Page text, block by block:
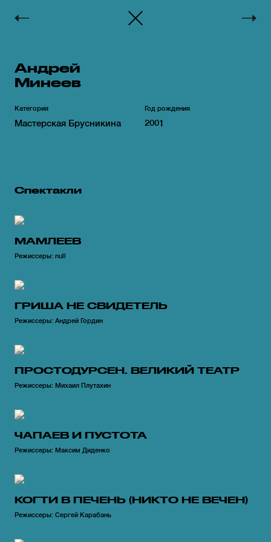
Мастерская Брусникина
Андрей
Минеев
Категория
Мастерская Брусникина
Год рождения
2001
Спектакли
МАМЛЕЕВ
Режиссеры: null
ГРИША НЕ СВИДЕТЕЛЬ
Режиссеры: Андрей Гордин
ПРОСТОДУРСЕН. ВЕЛИКИЙ ТЕАТР
Режиссеры: Михаил Плутахин
ЧАПАЕВ И ПУСТОТА
Режиссеры: Максим Диденко
КОГТИ В ПЕЧЕНЬ (НИКТО НЕ ВЕЧЕН)
Режиссеры: Сергей Карабань